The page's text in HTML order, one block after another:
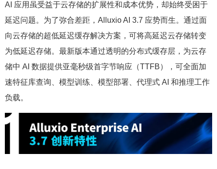
AI 应用虽受益于云存储的扩展性和成本优势，却始终受困于
延迟问题。为了弥合差距，Alluxio AI 3.7 应势而生。通过面
向云存储的超低延迟缓存解决方案，可将高延迟云存储转变
为低延迟存储。最新版本通过透明的分布式缓存层，为云存
储中 AI 数据提供亚毫秒级首字节响应（TTFB），可全面加
速特征库查询、模型训练、模型部署、代理式 AI 和推理工作
负载。